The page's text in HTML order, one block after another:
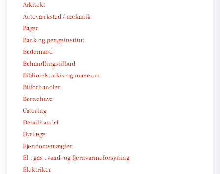
Arkitekt
Autoværksted / mekanik
Bager
Bank og pengeinstitut
Bedemand
Behandlingstilbud
Bibliotek, arkiv og museum
Bilforhandler
Børnehave
Catering
Detailhandel
Dyrlæge
Ejendomsmægler
El-, gas-, vand- og fjernvarmeforsyning
Elektriker